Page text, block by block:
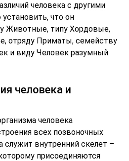
человека с другими
что он
Животные, типу Хордовые,
отряду Приматы, семейству
и виду Человек разумный
человека и
человека
всех позвоночных
служит внутренний скелет –
присоединяются